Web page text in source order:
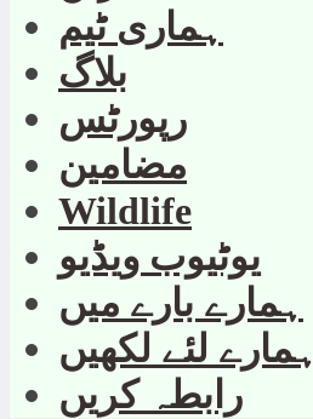
ہماری ٹیم
بلاگ
رپورٹس
مضامین
Wildlife
یوٹیوب ویڈیو
ہمارے بارے میں
ہمارے لئے لکھیں
رابطہ کریں